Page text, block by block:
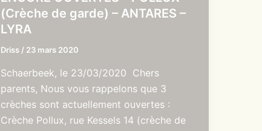
(Crèche de garde) – ANTARES –
LYRA
Driss / 23 mars 2020
Schaerbeek, le 23/03/2020 Chers
parents, Nous vous rappelons que 3
crèches sont actuellement ouvertes :
Crèche Pollux, rue Kessels 14 (crèche de